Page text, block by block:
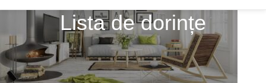
Lista de dorințe
This wishlist is empty.
You don't have any products in the wishlist yet.